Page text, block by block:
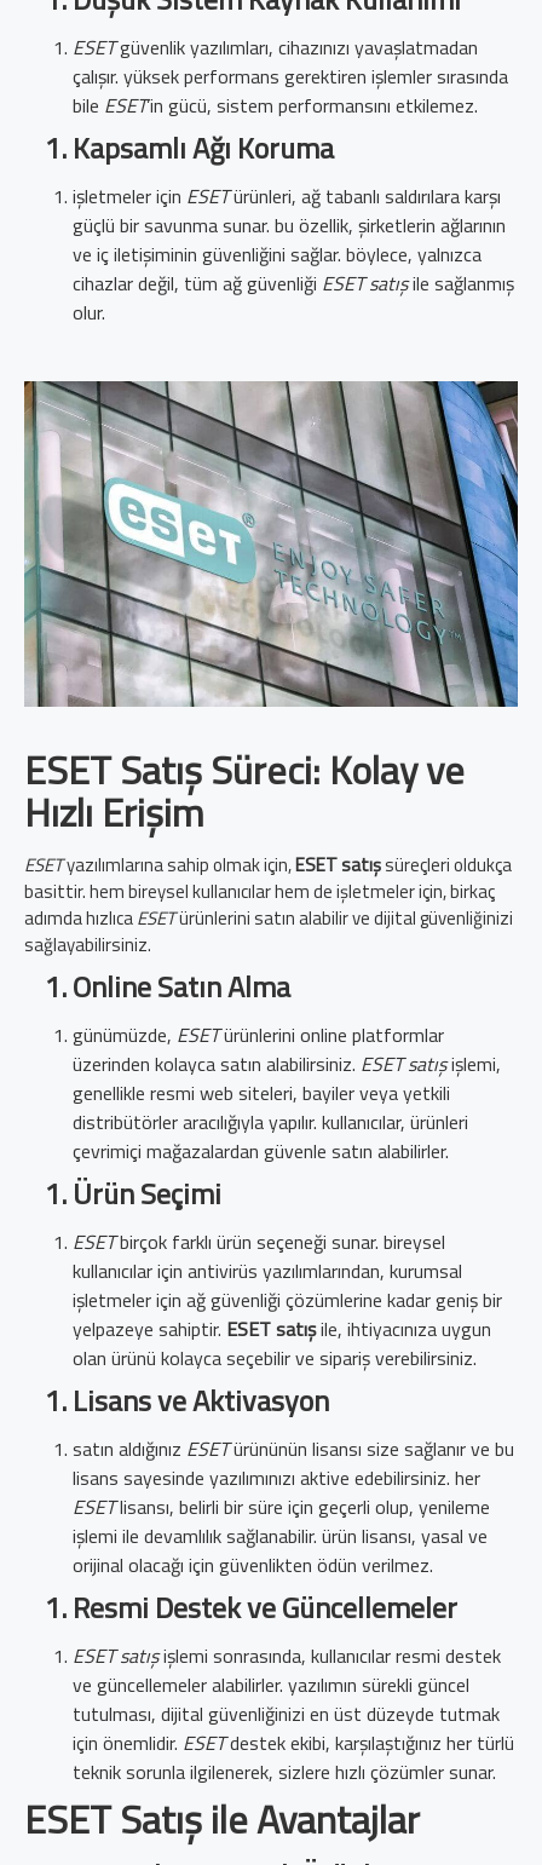
ESETgüvenlik yazılımları, cihazınızı yavaşlatmadan
çalışır. yüksek performans gerektiren işlemler sırasında
bile ESET’in gücü, sistem performansını etkilemez.
Kapsamlı Ağı Koruma
işletmeler için ESETürünleri, ağ tabanlı saldırılara karşı
güçlü bir savunma sunar. bu özellik, şirketlerin ağlarının
ve iç iletişiminin güvenliğini sağlar. böylece, yalnızca
cihazlar değil, tüm ağ güvenliği ESET satışile sağlanmış
olur.
ESET Satış Süreci: Kolay ve
Hızlı Erişim
ESETyazılımlarına sahip olmak için,ESET satışsüreçleri oldukça
basittir. hem bireysel kullanıcılar hem de işletmeler için, birkaç
adımda hızlıcaESETürünlerini satın alabilir ve dijital güvenliğinizi
sağlayabilirsiniz.
Online Satın Alma
günümüzde, ESETürünlerini online platformlar
üzerinden kolayca satın alabilirsiniz. ESET satışişlemi,
genellikle resmi web siteleri, bayiler veya yetkili
distribütörler aracılığıyla yapılır. kullanıcılar, ürünleri
çevrimiçi mağazalardan güvenle satın alabilirler.
Ürün Seçimi
ESETbirçok farklı ürün seçeneği sunar. bireysel
kullanıcılar için antivirüs yazılımlarından, kurumsal
işletmeler için ağ güvenliği çözümlerine kadar geniş bir
yelpazeye sahiptir. ESET satışile, ihtiyacınıza uygun
olan ürünü kolayca seçebilir ve sipariş verebilirsiniz.
Lisans ve Aktivasyon
satın aldığınız ESETürününün lisansı size sağlanır ve bu
lisans sayesinde yazılımınızı aktive edebilirsiniz. her
ESETlisansı, belirli bir süre için geçerli olup, yenileme
işlemi ile devamlılık sağlanabilir. ürün lisansı, yasal ve
orijinal olacağı için güvenlikten ödün verilmez.
Resmi Destek ve Güncellemeler
ESET satışişlemi sonrasında, kullanıcılar resmi destek
ve güncellemeler alabilirler. yazılımın sürekli güncel
tutulması, dijital güvenliğinizi en üst düzeyde tutmak
için önemlidir. ESETdestek ekibi, karşılaştığınız her türlü
teknik sorunla ilgilenerek, sizlere hızlı çözümler sunar.
ESET Satış ile Avantajlar